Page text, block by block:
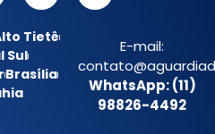
Tietê
Sul
Brasília
E-mail:
WhatsApp: (11)
98826-4492